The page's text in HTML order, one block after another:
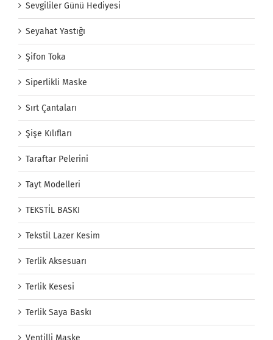
Sevgililer Günü Hediyesi
Seyahat Yastığı
Şifon Toka
Siperlikli Maske
Sırt Çantaları
Şişe Kılıfları
Taraftar Pelerini
Tayt Modelleri
TEKSTİL BASKI
Tekstil Lazer Kesim
Terlik Aksesuarı
Terlik Kesesi
Terlik Saya Baskı
Ventilli Maske